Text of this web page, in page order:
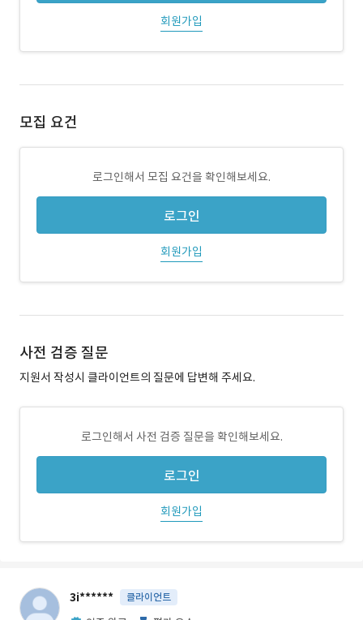
회원가입
모집 요건
로그인해서 모집 요건을 확인해보세요.
로그인
회원가입
사전 검증 질문
지원서 작성시 클라이언트의 질문에 답변해 주세요.
로그인해서 사전 검증 질문을 확인해보세요.
로그인
회원가입
3i****** 클라이언트